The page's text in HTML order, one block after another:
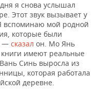
я снова услышал
Этот звук вызывает у
вспоминаю мой родной
которые были
— сказал он. Мо Янь
имеют реальные
Синь выросла из
которая работала
деревне.